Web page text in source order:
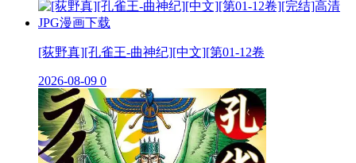
[荻野真][孔雀王-曲神纪][中文][第01-12卷
2026-08-09 0